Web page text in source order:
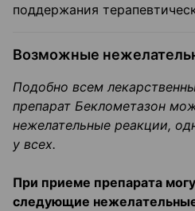
поддержания
Возможные
Подобно всем
препарат Беклометазон
нежелательные реакции,
у всех.
При приеме препарата
следующие